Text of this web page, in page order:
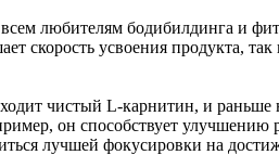
любителям бодибилдинга и
усвоения продукта,
чистый L-карнитин, и
он способствует
лучшей фокусировки на